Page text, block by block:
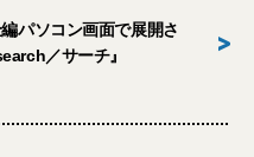
パソコン画面で展開さ
／サーチ』
>